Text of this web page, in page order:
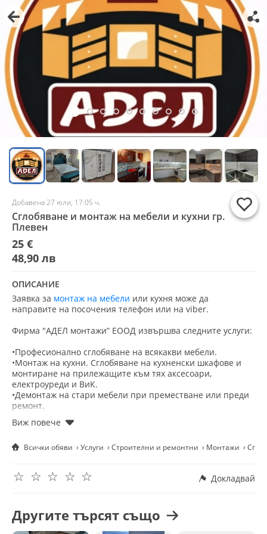
Добавена 27 юли, 17:05 ч.
Сглобяване и монтаж на мебели и кухни гр.
Плевен
25 €
48,90 лв
ОПИСАНИЕ
Заявка за монтаж на мебели или кухня може да
направите на посочения телефон или на viber.
Фирма "АДЕЛ монтажи” ЕООД извършва следните услуги:
•Професионално сглобяване на всякакви мебели.
•Монтаж на кухни. Сглобяване на кухненски шкафове и
монтиране на прилежащите към тях аксесоари,
електроуреди и ВиК.
•Демонтаж на стари мебели при преместване или преди
ремонт.
За повече информация и целия ценоразпис може да
Facebook: АДЕЛ монтажи ЕООД
Ориентировъчни цени:
• 80-110€ Детска стая
• 25€-Легло бебешко, детско
Всички обяви Услуги Строителни и ремонтни Монтажи
☆
☆
☆
☆
☆ Докладвай
Другите търсят също